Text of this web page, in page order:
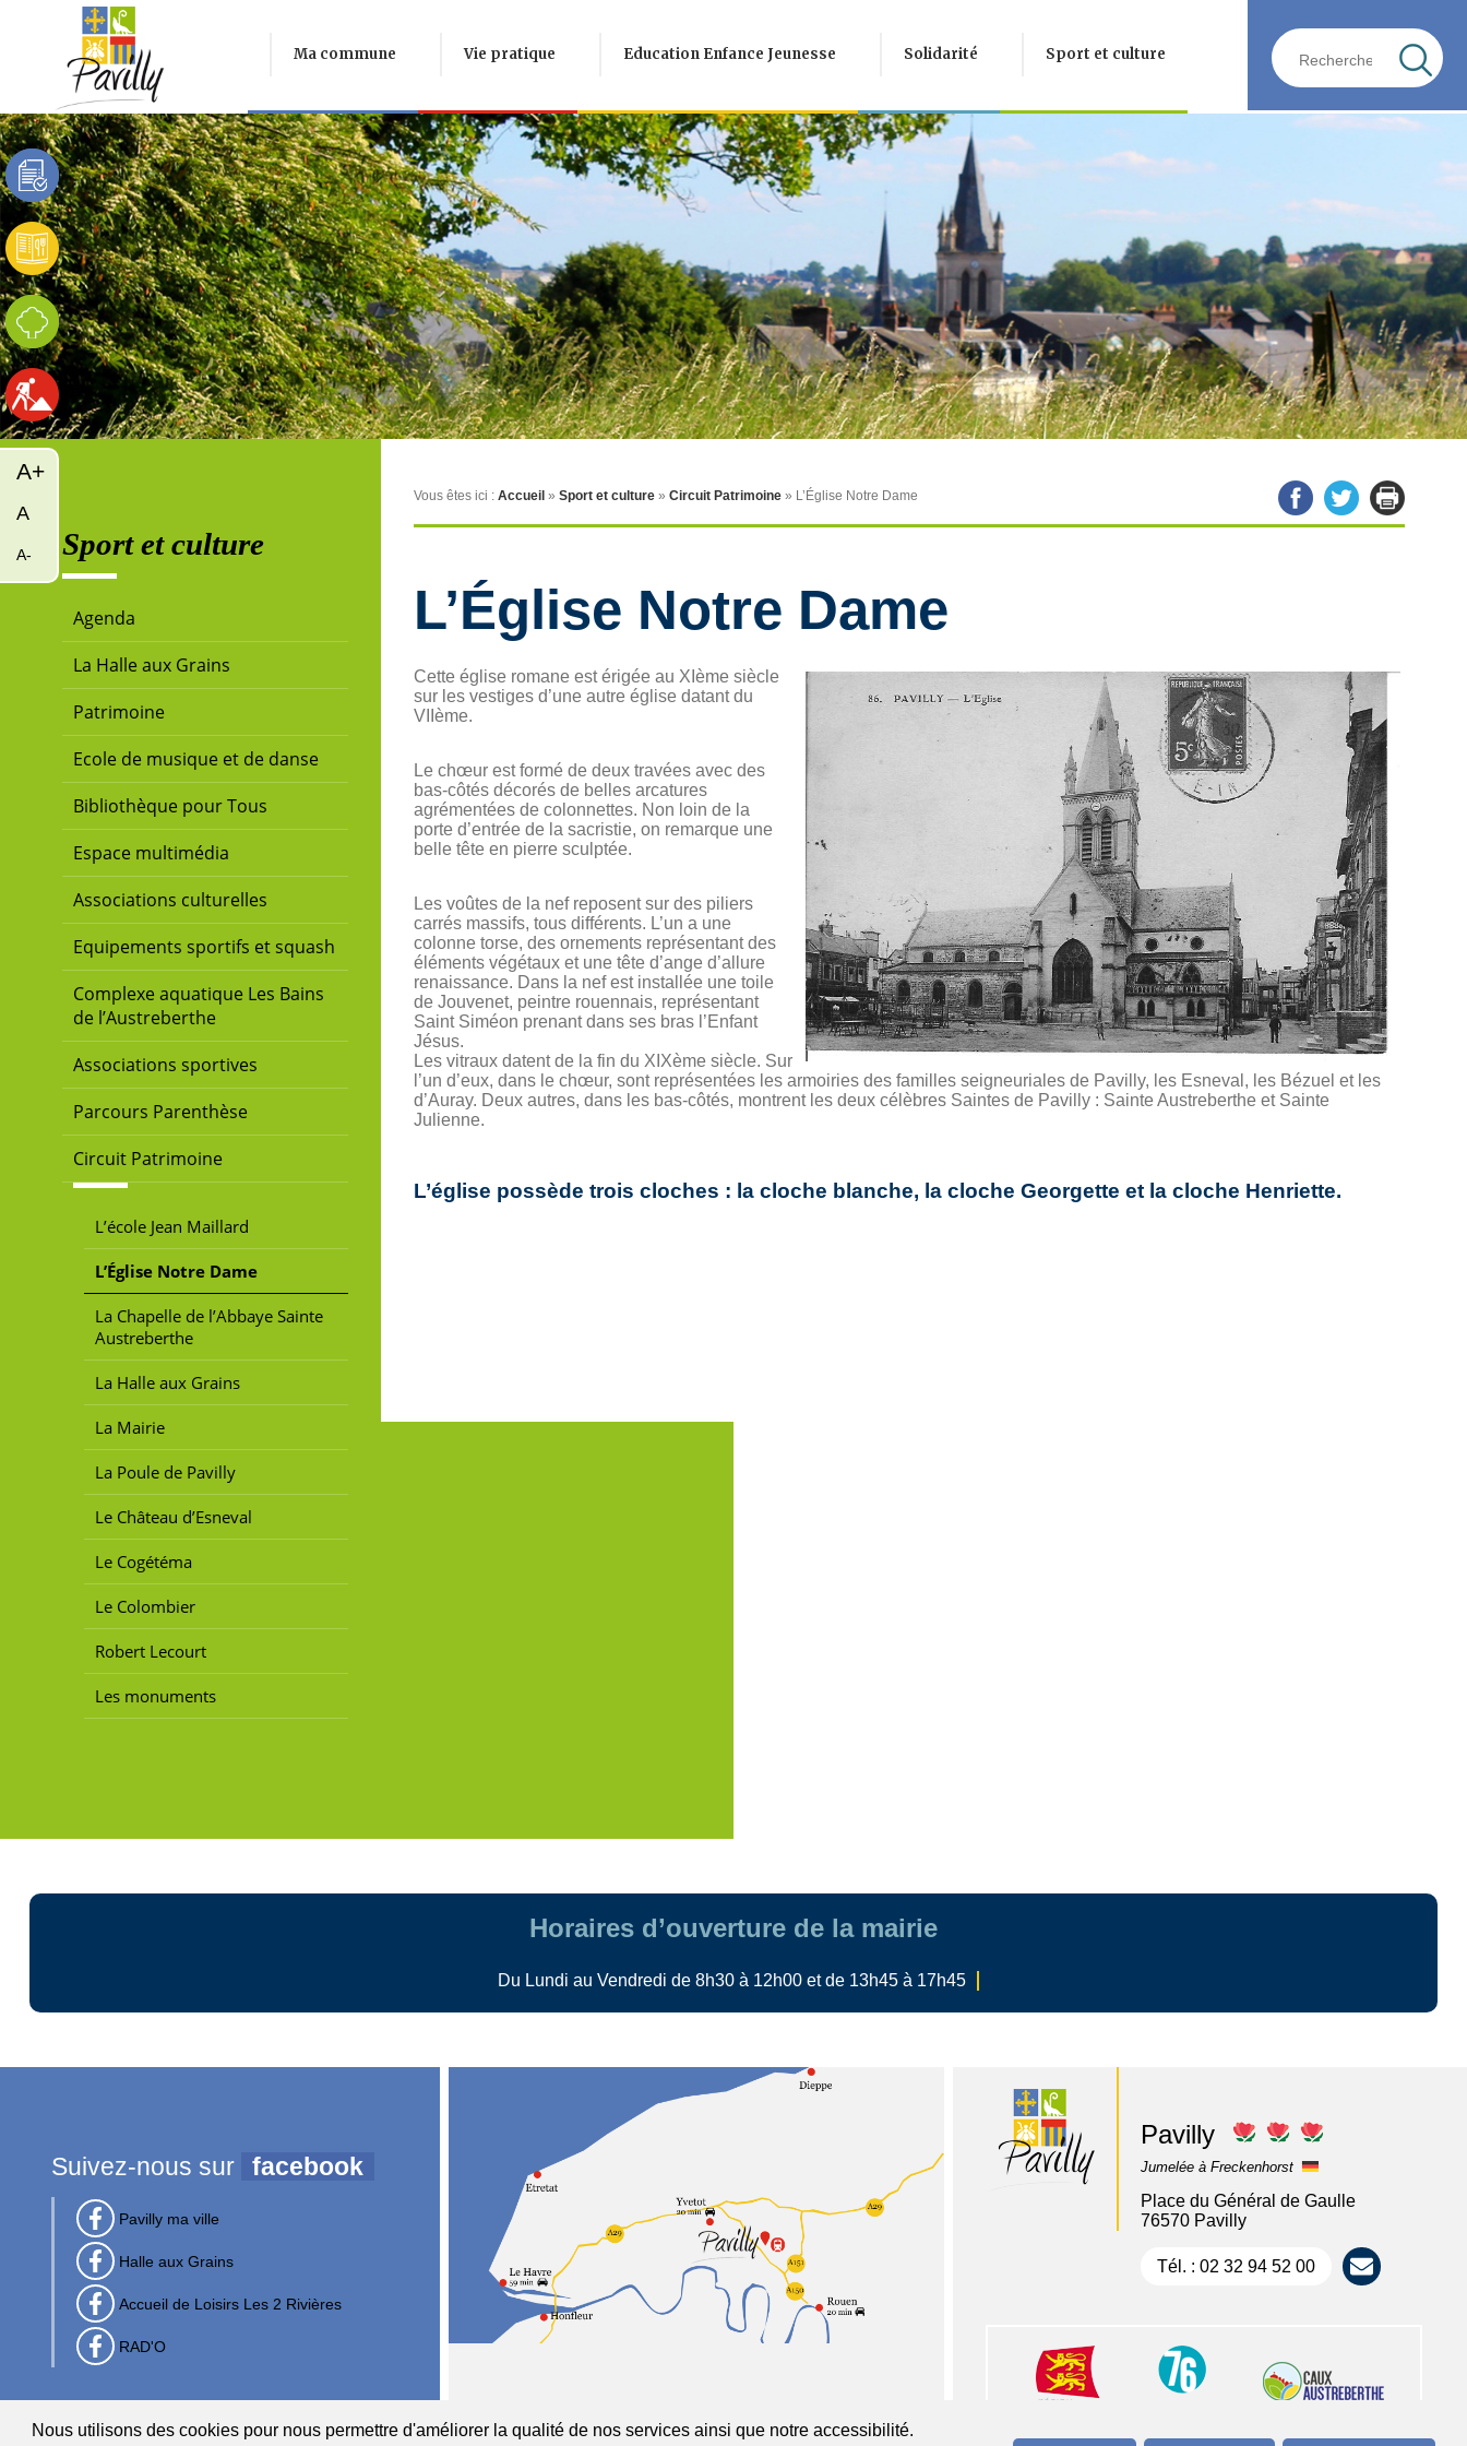
Nous utilisons des cookies pour nous permettre d'améliorer la qualité de nos services ainsi que notre accessibilité.
Ma commune Vie pratique Education Enfance Jeunesse Solidarité Sport et culture
A+
A
A- Sport et culture
Agenda
La Halle aux Grains
Patrimoine
Ecole de musique et de danse
Bibliothèque pour Tous
Espace multimédia
Associations culturelles
Equipements sportifs et squash
Complexe aquatique Les Bains
de l’Austreberthe
Associations sportives
Parcours Parenthèse
Circuit Patrimoine
L’école Jean Maillard
L’Église Notre Dame
La Chapelle de l’Abbaye Sainte
Austreberthe
La Halle aux Grains
La Mairie
La Poule de Pavilly
Le Château d’Esneval
Le Cogétéma
Le Colombier
Robert Lecourt
Les monuments
Vous êtes ici :Accueil »Sport et culture »Circuit Patrimoine » L’Église Notre Dame
L’Église Notre Dame
Cette église romane est érigée au XIème siècle
sur les vestiges d’une autre église datant du
VIIème.
Le chœur est formé de deux travées avec des
bas-côtés décorés de belles arcatures
agrémentées de colonnettes. Non loin de la
porte d’entrée de la sacristie, on remarque une
belle tête en pierre sculptée.
Les voûtes de la nef reposent sur des piliers
carrés massifs, tous différents. L’un a une
colonne torse, des ornements représentant des
éléments végétaux et une tête d’ange d’allure
renaissance. Dans la nef est installée une toile
de Jouvenet, peintre rouennais, représentant
Saint Siméon prenant dans ses bras l’Enfant
Jésus.
Les vitraux datent de la fin du XIXème siècle. Sur
l’un d’eux, dans le chœur, sont représentées les armoiries des familles seigneuriales de Pavilly, les Esneval, les Bézuel et les
d’Auray. Deux autres, dans les bas-côtés, montrent les deux célèbres Saintes de Pavilly : Sainte Austreberthe et Sainte
Julienne.
L’église possède trois cloches : la cloche blanche, la cloche Georgette et la cloche Henriette.
Horaires d’ouverture de la mairie
Du Lundi au Vendredi de 8h30 à 12h00 et de 13h45 à 17h45
Suivez-nous sur facebook
Pavilly ma ville
Halle aux Grains
Accueil de Loisirs Les 2 Rivières
RAD'O
Pavilly
Jumelée à Freckenhorst
Place du Général de Gaulle
76570 Pavilly
Tél. : 02 32 94 52 00